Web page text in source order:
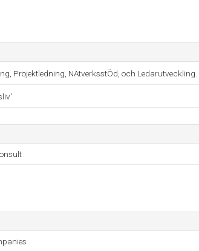
Projektledning, NÄtverksstÖd, och Ledarutveckling.